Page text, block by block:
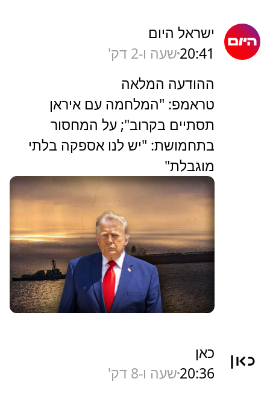
ישראל היום
20:41שעה ו-2 דק'
ההודעה המלאה
טראמפ: "המלחמה עם איראן
תסתיים בקרוב"; על המחסור
בתחמושת: "יש לנו אספקה בלתי
מוגבלת"
כאן
20:36שעה ו-8 דק'